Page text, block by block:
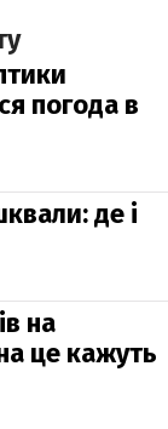
погода в
де і
на
це кажуть